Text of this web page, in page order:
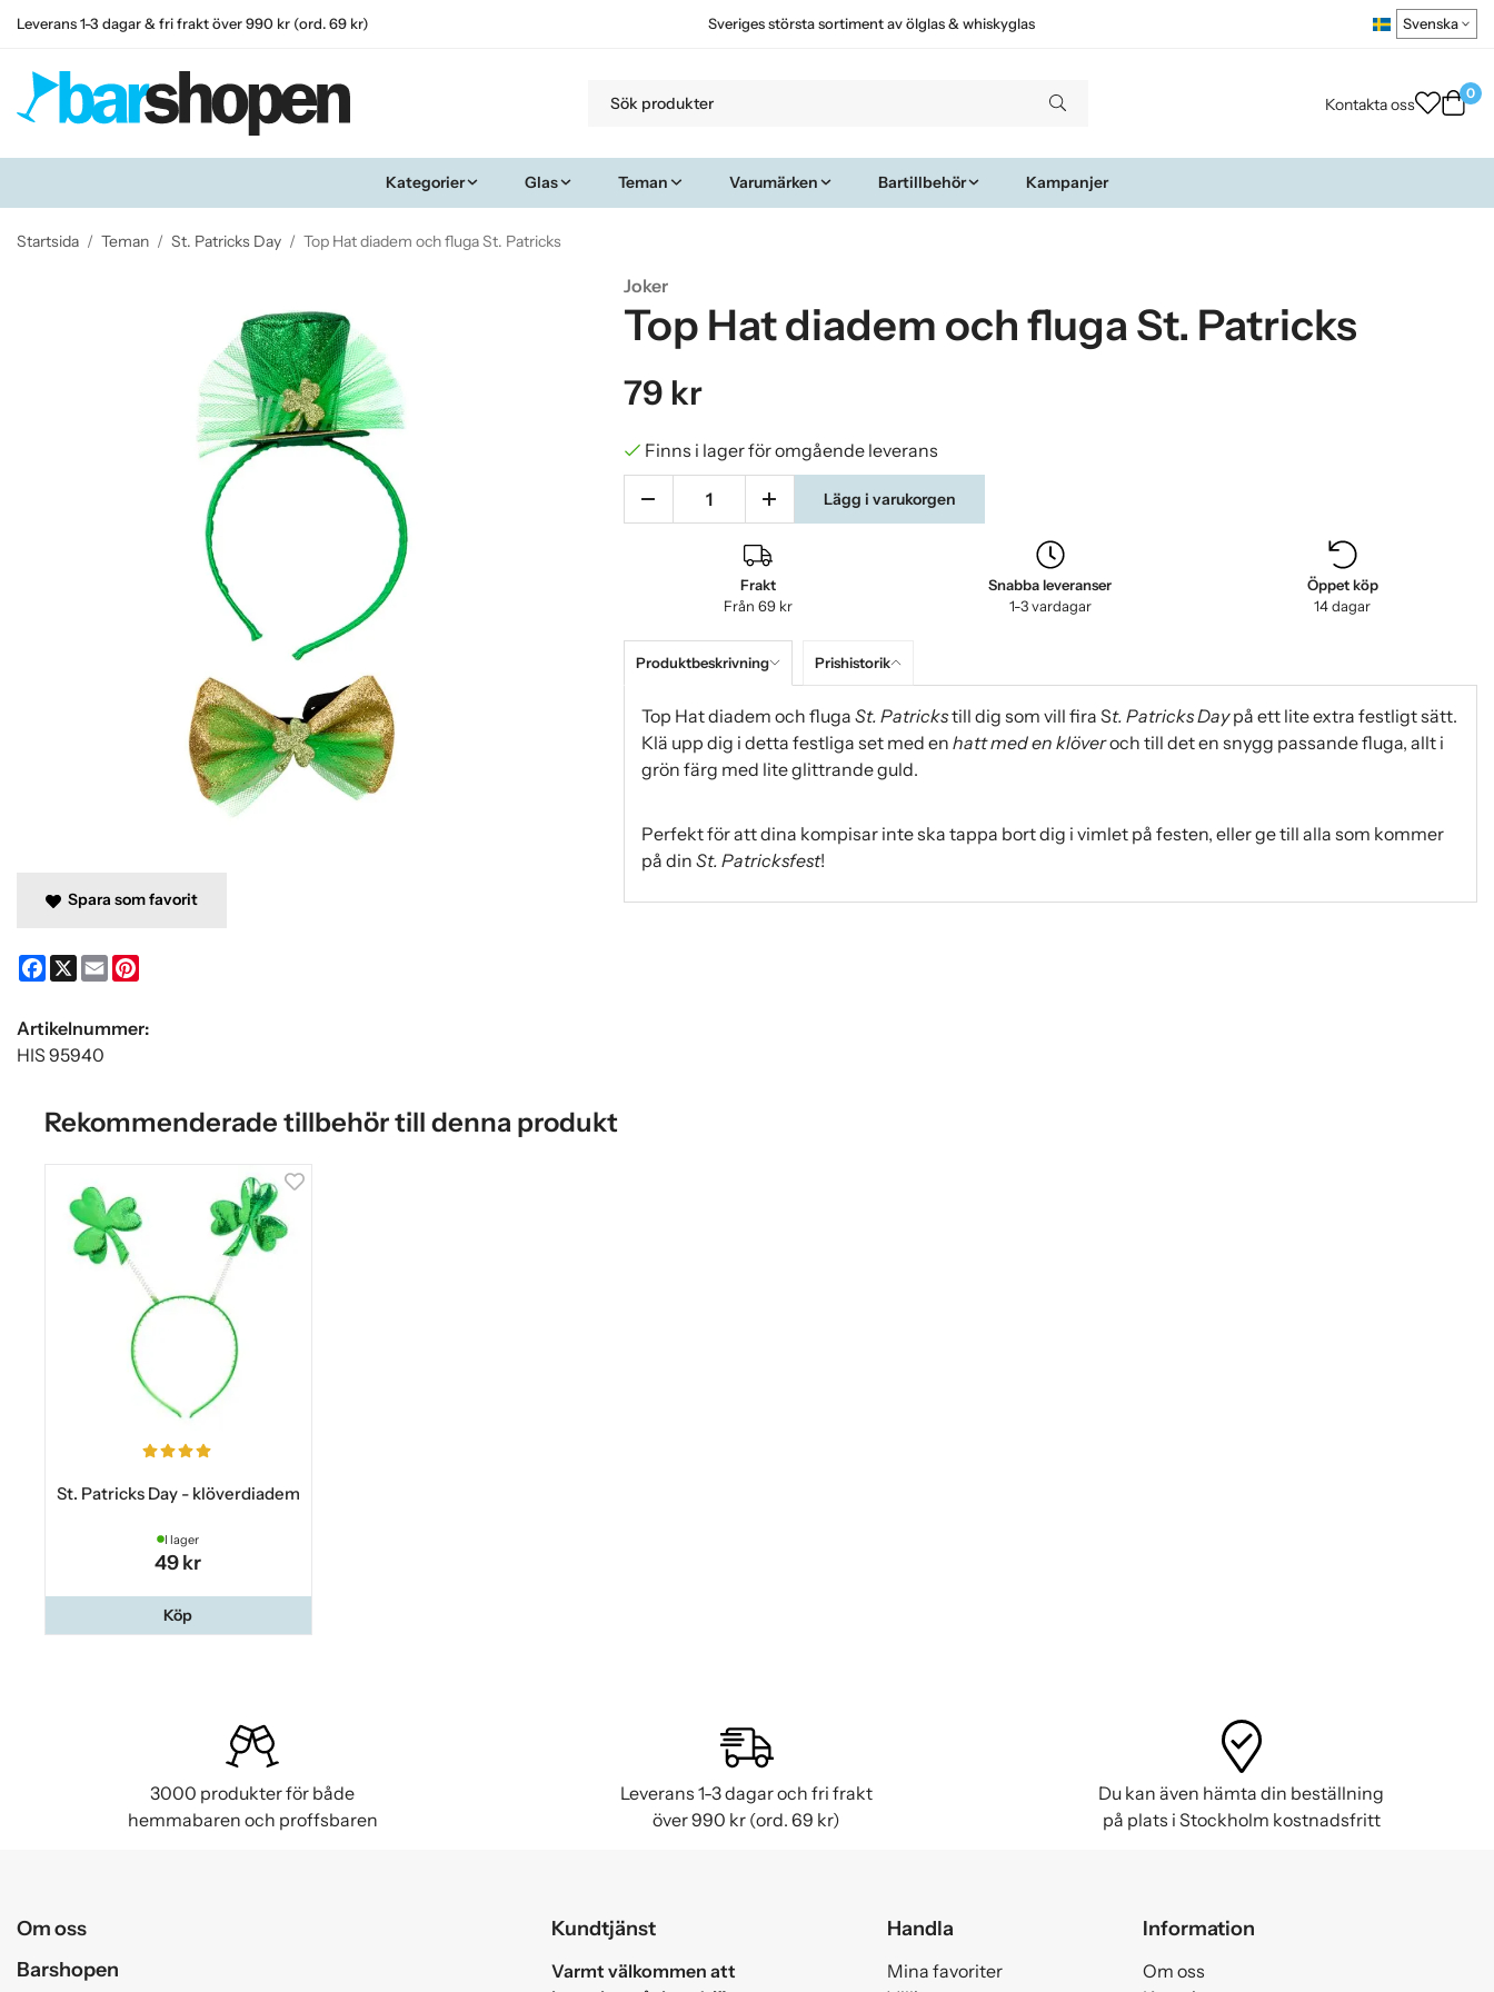
Leverans 1-3 dagar & fri frakt över 990 kr (ord. 69 kr) Sveriges största sortiment av ölglas & whiskyglas
Kontakta oss
0
Kategorier Glas Teman Varumärken Bartillbehör Kampanjer
Startsida / Teman / St. Patricks Day / Top Hat diadem och fluga St. Patricks
Joker
Top Hat diadem och fluga St. Patricks
79 kr
Finns i lager för omgående leverans
Lägg i varukorgen
Frakt
Från 69 kr
Snabba leveranser
1-3 vardagar
Öppet köp
14 dagar
Produktbeskrivning Prishistorik
Top Hat diadem och fluga St. Patrickstill dig som vill fira St. Patricks Daypå ett lite extra festligt sätt.
Klä upp dig i detta festliga set med en hatt med en klöveroch till det en snygg passande fluga, allt i
grön färg med lite glittrande guld.
Perfekt för att dina kompisar inte ska tappa bort dig i vimlet på festen, eller ge till alla som kommer
på din St. Patricksfest!
Spara som favorit
Facebook
X Email
Artikelnummer:
HIS 95940
Rekommenderade tillbehör till denna produkt
St. Patricks Day - klöverdiadem
I lager
49 kr
Köp
3000 produkter för både
hemmabaren och proffsbaren
Leverans 1-3 dagar och fri frakt
över 990 kr (ord. 69 kr)
Du kan även hämta din beställning
på plats i Stockholm kostnadsfritt
Om oss
Barshopen
Kundtjänst
Varmt välkommen att
Handla
Mina favoriter
Information
Om oss